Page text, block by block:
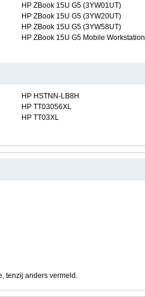
HP ZBook 15U G5 (3YW01UT)
HP ZBook 15U G5 (3YW20UT)
HP ZBook 15U G5 (3YW58UT)
HP ZBook 15U G5 Mobile Workstation
HP HSTNN-LB8H
HP TT03056XL
HP TT03XL
tenzij anders vermeld.